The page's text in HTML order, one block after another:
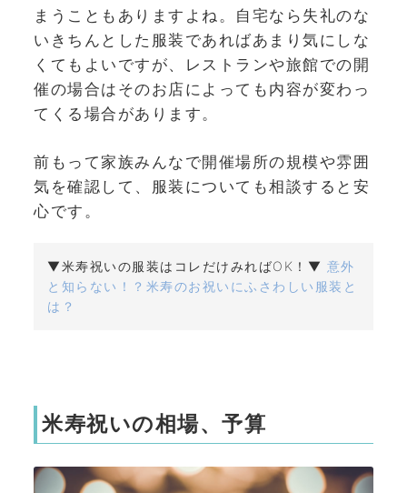
まうこともありますよね。自宅なら失礼のな
いきちんとした服装であればあまり気にしな
くてもよいですが、レストランや旅館での開
催の場合はそのお店によっても内容が変わっ
てくる場合があります。
前もって家族みんなで開催場所の規模や雰囲
気を確認して、服装についても相談すると安
心です。
▼米寿祝いの服装はコレだけみればOK！▼ 意外
と知らない！？米寿のお祝いにふさわしい服装と
は？
米寿祝いの相場、予算